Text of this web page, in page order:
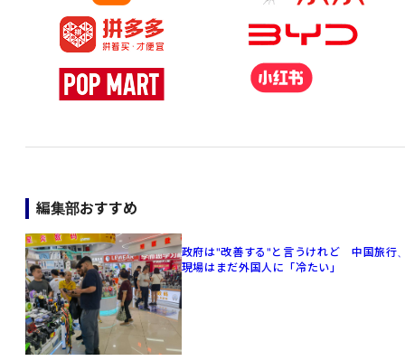
編集部おすすめ
政府は"改善する"と言うけれど 中国旅行
現場はまだ外国人に「冷たい」